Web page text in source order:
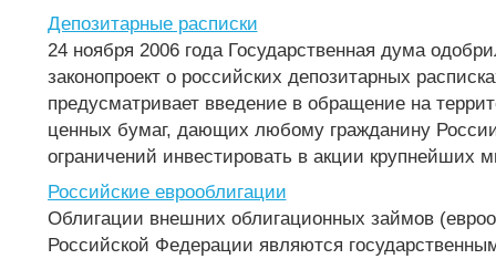
Депозитарные расписки
24 ноября 2006 года Государственная дума
законопроект о российских депозитарных
предусматривает введение в обращение на
ценных бумаг, дающих любому гражданину
ограничений инвестировать в акции крупнейших
Российские еврооблигации
Облигации внешних облигационных займов
Российской Федерации являются